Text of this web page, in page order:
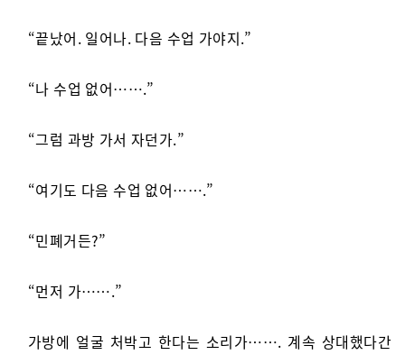
“끝났어. 일어나. 다음 수업 가야지.”
“나 수업 없어…….”
“그럼 과방 가서 자던가.”
“여기도 다음 수업 없어…….”
“민폐거든?”
“먼저 가…….”
가방에 얼굴 처박고 한다는 소리가……. 계속 상대했다간